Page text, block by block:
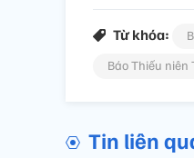
Từ khóa:
Báo Thiếu niên
Tin liên